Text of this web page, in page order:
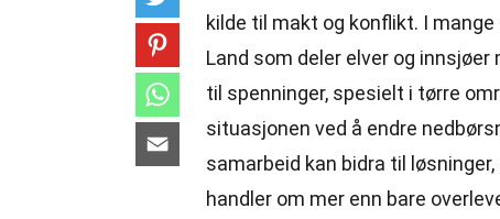
kilde til makt og konflikt. I
Land som deler elver og
til spenninger, spesielt i tørre
situasjonen ved å endre
samarbeid kan bidra til
handler om mer enn bare